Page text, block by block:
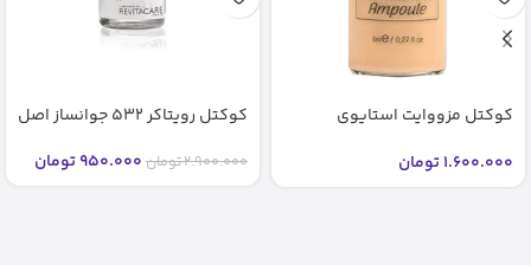
کوکتل مزووایت استایوی
1.600.000تومان
کوکتل رویتاکر 532 جوانساز اصل
2.900.000تومان 950.000تومان